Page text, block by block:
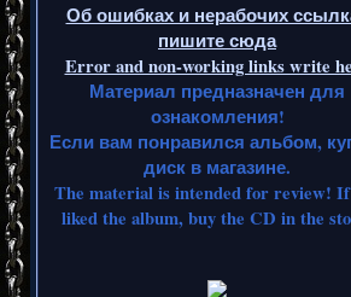
Об ошибках и нерабочих
пишите сюда
Error and non-working links write
Материал предназначен для
ознакомления!
Если вам понравился альбом,
диск в магазине.
The material is intended for review! If
liked the album, buy the CD in the